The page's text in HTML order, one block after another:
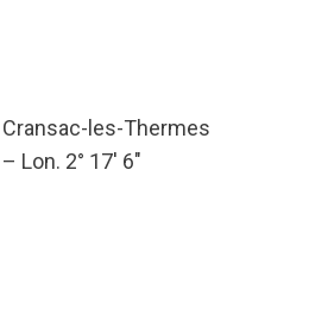
les-Thermes
Lon. 2° 17′ 6″